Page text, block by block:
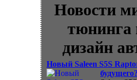
Новости
тюнинга
дизайн
Новый Saleen S5S